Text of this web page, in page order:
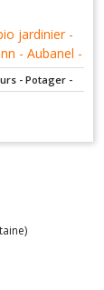
jardinier -
- Aubanel -
- Potager -